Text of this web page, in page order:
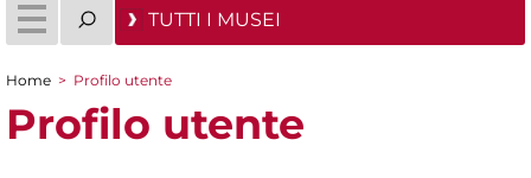
TUTTI I MUSEI
Tu sei qui
Home > Profilo utente
Profilo utente